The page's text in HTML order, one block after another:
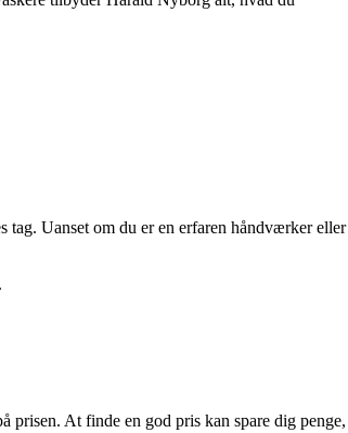
tag. Uanset om du er en erfaren håndværker eller
At finde en god pris kan spare dig penge,